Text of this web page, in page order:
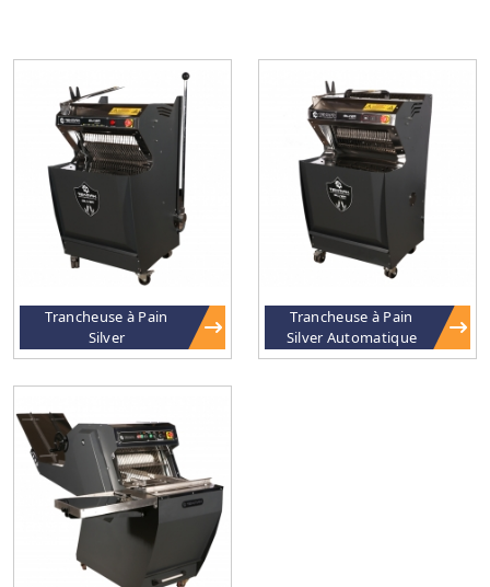
Trancheuse à Pain
Silver
Trancheuse à Pain
Silver Automatique